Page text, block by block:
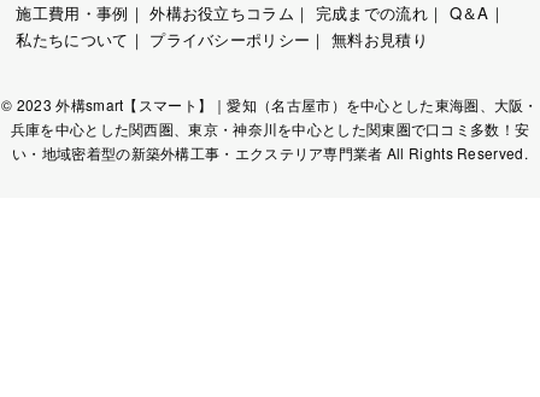
施工費用・事例 ｜外構お役立ちコラム ｜ 完成までの流れ ｜ Q＆A ｜
私たちについて ｜ プライバシーポリシー ｜無料お見積り
© 2023 外構smart【スマート】｜愛知（名古屋市）を中心とした東海圏、大阪・
兵庫を中心とした関西圏、東京・神奈川を中心とした関東圏で口コミ多数！安
い・地域密着型の新築外構工事・エクステリア専門業者 All Rights Reserved.